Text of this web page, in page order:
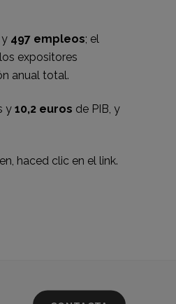
y 497 empleos; el
expositores
anual total.
y 10,2 euros de PIB, y
haced clic en el link.